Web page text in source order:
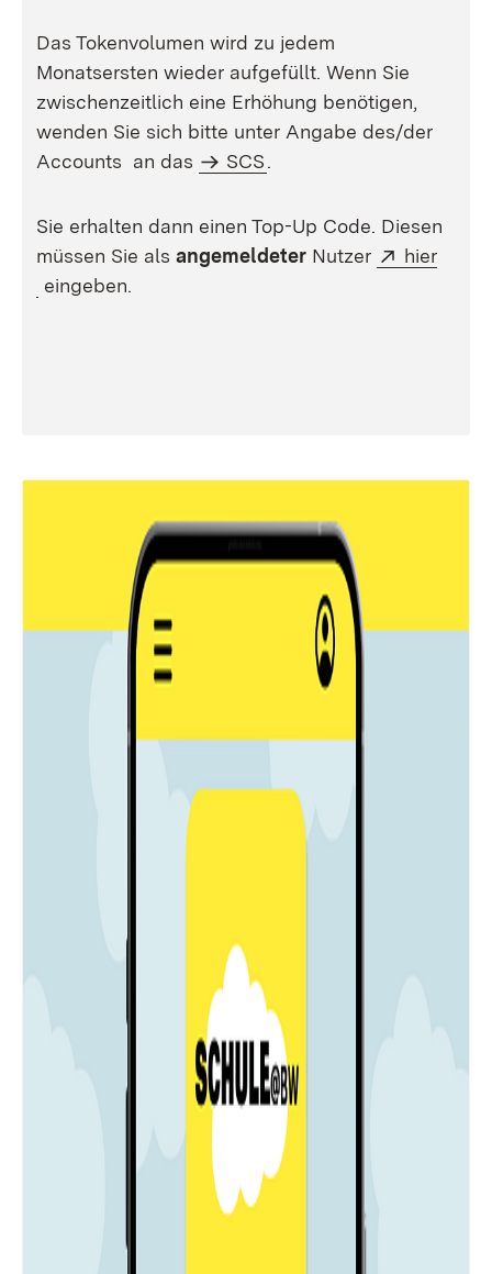
Das Tokenvolumen wird zu jedem
Monatsersten wieder aufgefüllt. Wenn Sie
zwischenzeitlich eine Erhöhung benötigen,
wenden Sie sich bitte unter Angabe des/der
Accounts an das
SCS.
Sie erhalten dann einen Top-Up Code. Diesen
müssen Sie als angemeldeter Nutzer Extern:
hier
(Öffnet in neuem Fenster)
eingeben.